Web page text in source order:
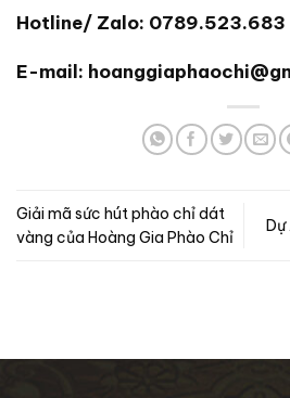
Hotline/ Zalo: 0789.523.683
E-mail:
Giải mã sức hút phào chỉ dát
vàng của Hoàng Gia Phào Chỉ
Dự